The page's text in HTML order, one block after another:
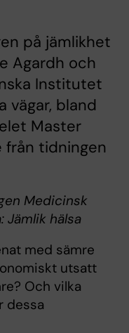
på jämlikhet
Agardh och
Institutet
vägar, bland
Master
från tidningen
Medicinsk
Jämlik hälsa
med sämre
utsatt
Och vilka
dessa